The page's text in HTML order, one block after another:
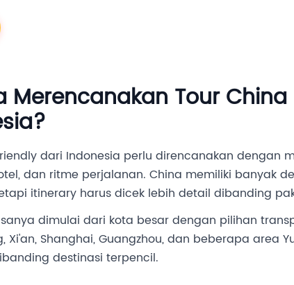
Merencanakan Tour
dari Indonesia perlu direncanakan dengan
dan ritme perjalanan. China memiliki banyak
itinerary harus dicek lebih detail dibanding
dimulai dari kota besar dengan pilihan
Xi'an, Shanghai, Guangzhou, dan beberapa area
destinasi terpencil.